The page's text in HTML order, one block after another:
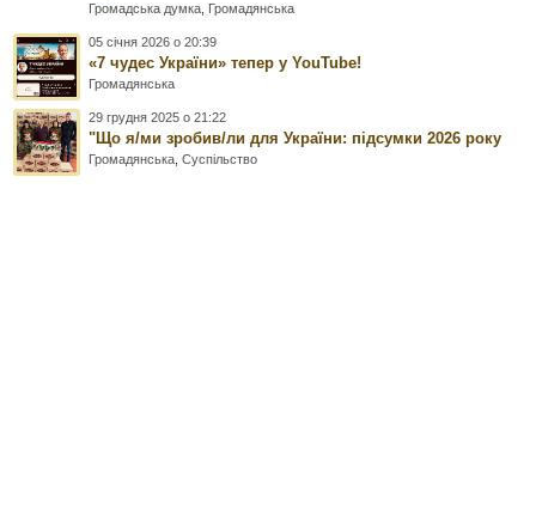
Громадська думка, Громадянська
05 січня 2026 о 20:39
«7 чудес України» тепер у YouTube!
Громадянська
29 грудня 2025 о 21:22
"Що я/ми зробив/ли для України: підсумки 2026 року
Громадянська,Суспільство